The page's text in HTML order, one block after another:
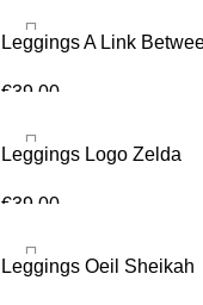
Leggings A Link
€39.00
Leggings Logo Zelda
€39.00
Leggings Oeil Sheikah